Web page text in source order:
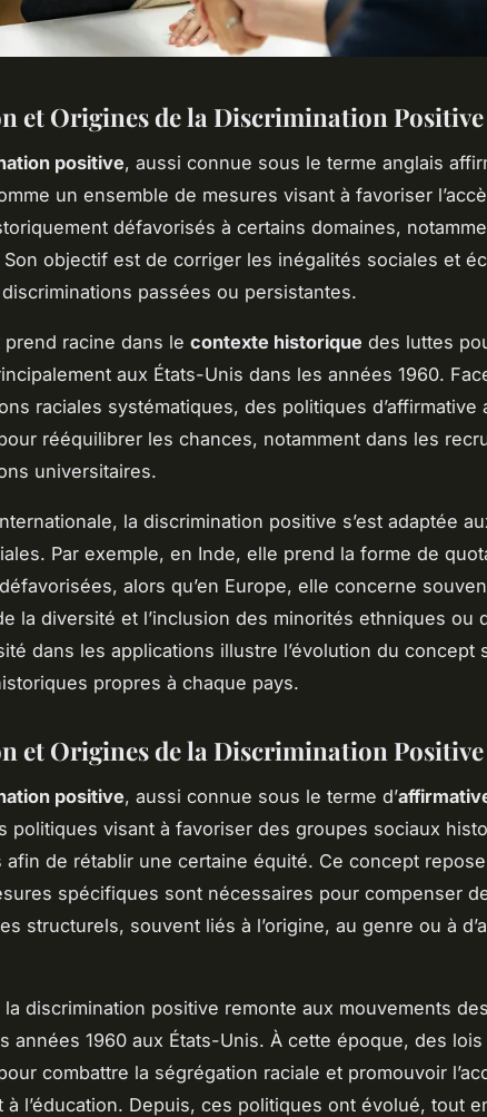
et Origines de la Discrimination Positive
positive, aussi connue sous le terme anglais
un ensemble de mesures visant à favoriser
défavorisés à certains domaines,
Son objectif est de corriger les inégalités sociales et
passées ou persistantes.
racine dans le contexte historique des luttes
aux États-Unis dans les années 1960.
raciales systématiques, des politiques d’affirmative
rééquilibrer les chances, notamment dans les
universitaires.
la discrimination positive s’est adaptée
Par exemple, en Inde, elle prend la forme de
alors qu’en Europe, elle concerne
la diversité et l’inclusion des minorités ethniques ou
dans les applications illustre l’évolution du concept
propres à chaque pays.
et Origines de la Discrimination Positive
positive, aussi connue sous le terme d’
politiques visant à favoriser des groupes sociaux
afin de rétablir une certaine équité. Ce concept repose
spécifiques sont nécessaires pour compenser
structurels, souvent liés à l’origine, au genre ou à
la discrimination positive remonte aux mouvements
années 1960 aux États-Unis. À cette époque, des
combattre la ségrégation raciale et promouvoir
à l’éducation. Depuis, ces politiques ont évolué, tout